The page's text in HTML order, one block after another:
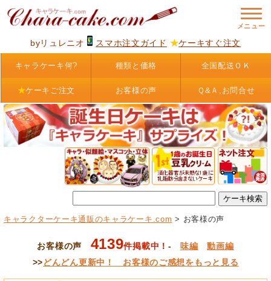
byリュレニオ スマホ注文ガイド ★ケーキすぐ注文
キャラケーキ何? 種類と価格 全国配送ＯＫ
★ケーキご注文 お客様の声 Ｑ&Ａ,お問合せ
キャラクターケーキ通販のキャラケーキ.com > お客様の声
お客様の声 4139件掲載中！ - 味編
動画編
>>どんどん更新中！ お客様のご感想をもっと見る